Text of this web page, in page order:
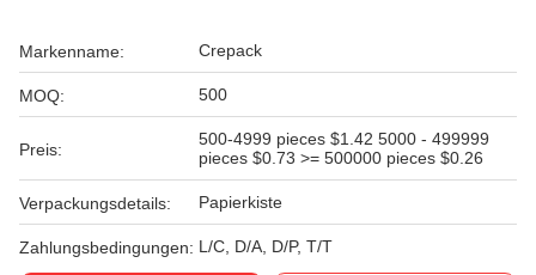
Markenname: Crepack
MOQ: 500
Preis:
500-4999 pieces $1.42 5000 - 499999
pieces $0.73 >= 500000 pieces $0.26
Verpackungsdetails: Papierkiste
Zahlungsbedingungen: L/C, D/A, D/P, T/T